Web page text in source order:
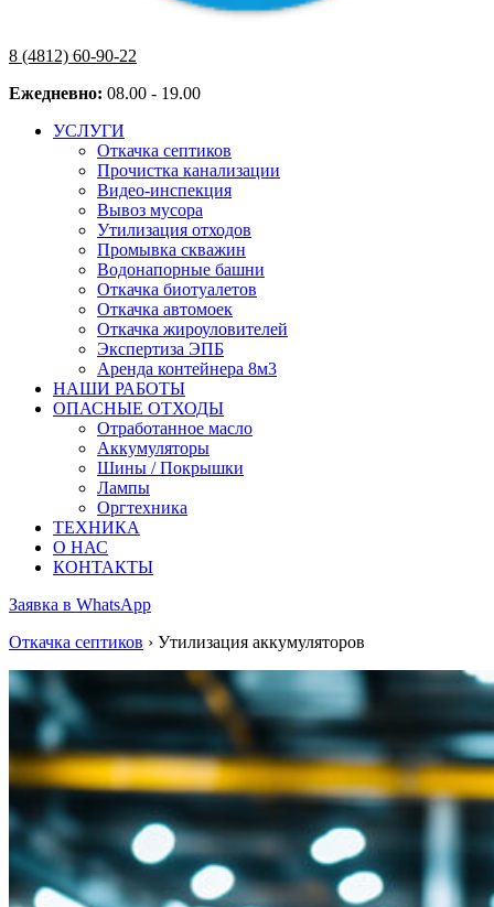
8 (4812) 60-90-22
Ежедневно: 08.00 - 19.00
УСЛУГИ
Откачка септиков
Прочистка канализации
Видео-инспекция
Вывоз мусора
Утилизация отходов
Промывка скважин
Водонапорные башни
Откачка биотуалетов
Откачка автомоек
Откачка жироуловителей
Экспертиза ЭПБ
Аренда контейнера 8м3
НАШИ РАБОТЫ
ОПАСНЫЕ ОТХОДЫ
Отработанное масло
Аккумуляторы
Шины / Покрышки
Лампы
Оргтехника
ТЕХНИКА
О НАС
КОНТАКТЫ
Заявка в WhatsApp
Откачка септиков › Утилизация аккумуляторов